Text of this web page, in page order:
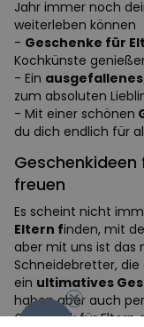
Jahr immer noch
weiterleben können
- Geschenke für
Kochkünste
- Ein
zum absoluten
- Mit einer schönen
du dich endlich für
Geschenkideen
freuen
Es scheint nicht
Eltern finden, mit
aber mit uns ist das
Schneidebretter,
ein ultimatives
haben aber auch
Geschenk für Eltern
-10%